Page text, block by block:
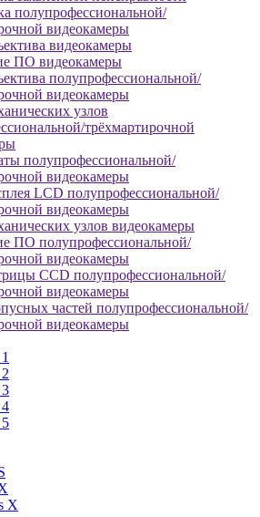
полупрофессиональной/
видеокамеры
видеокамеры
ПО видеокамеры
полупрофессиональной/
видеокамеры
узлов
трёхмартирочной
полупрофессиональной/
видеокамеры
LCD полупрофессиональной/
видеокамеры
узлов видеокамеры
ПО полупрофессиональной/
видеокамеры
CCD полупрофессиональной/
видеокамеры
частей полупрофессиональной/
видеокамеры
X